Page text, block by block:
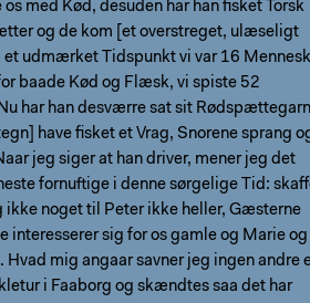
med Kød, desuden har han fisket Torsk
og de kom [et overstreget, ulæseligt
et udmærket Tidspunkt vi var 16
baade Kød og Flæsk, vi spiste 52
har han desværre sat sit Rødspættegarn
have fisket et Vrag, Snorene sprang
jeg siger at han driver, mener jeg det
fornuftige i denne sørgelige Tid:
ikke noget til Peter ikke heller, Gæsterne
interesserer sig for os gamle og Marie og
mig angaar savner jeg ingen andre
i Faaborg og skændtes saa det har